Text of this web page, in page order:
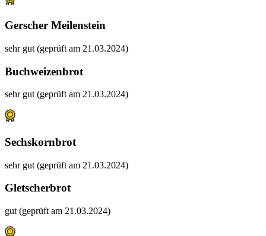
Gerscher Meilenstein
sehr gut (geprüft am 21.03.2024)
Buchweizenbrot
sehr gut (geprüft am 21.03.2024)
Sechskornbrot
sehr gut (geprüft am 21.03.2024)
Gletscherbrot
gut (geprüft am 21.03.2024)